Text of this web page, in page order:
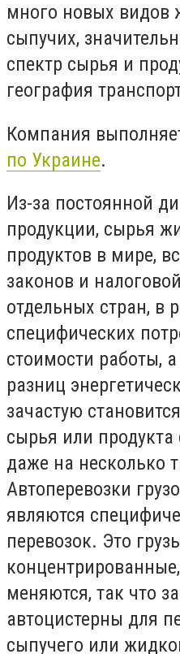
много новых видов
сыпучих,
спектр сырья и
география
Компания
по Украине.
Из-за постоянной
продукции, сырья
продуктов в мире,
законов и
отдельных стран, в
специфических
стоимости работы,
разниц
зачастую
сырья или
даже на несколько
Автоперевозки
являются
перевозок. Это
меняются, так что
автоцистерны для
сыпучего или